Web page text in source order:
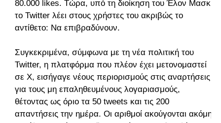
80.000 likes. Τώρα, υπό τη διοίκηση του Έλον Μασκ,
το Twitter λέει στους χρήστες του ακριβώς το
αντίθετο: Να επιβραδύνουν.
Συγκεκριμένα, σύμφωνα με τη νέα πολιτική του
Twitter, η πλατφόρμα που πλέον έχει μετονομαστεί
σε X, εισήγαγε νέους περιορισμούς στις αναρτήσεις
για τους μη επαληθευμένους λογαριασμούς,
θέτοντας ως όριο τα 50 tweets και τις 200
απαντήσεις την ημέρα. Οι αριθμοί ακούγονται ακόμη